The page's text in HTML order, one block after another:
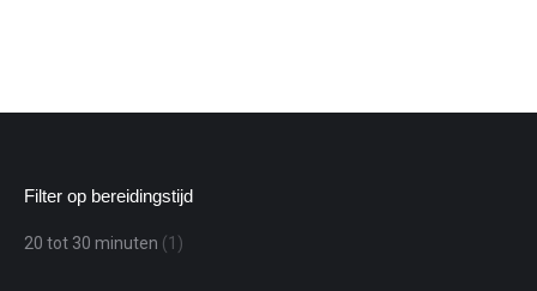
Filter op bereidingstijd
20 tot 30 minuten (1)